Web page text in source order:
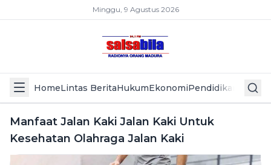
Minggu, 9 Agustus 2026
HomeLintas BeritaHukumEkonomiPendidikan Politik
Manfaat Jalan Kaki Jalan Kaki Untuk
Kesehatan Olahraga Jalan Kaki